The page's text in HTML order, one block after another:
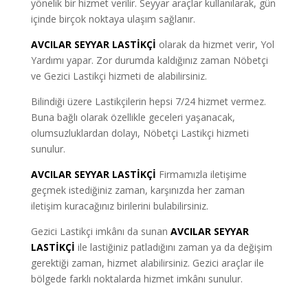
yönelik bir hizmet verilir. Seyyar araçlar kullanılarak, gün
içinde birçok noktaya ulaşım sağlanır.
AVCILAR SEYYAR LASTİKÇİ olarak da hizmet verir, Yol
Yardımı yapar. Zor durumda kaldığınız zaman Nöbetçi
ve Gezici Lastikçi hizmeti de alabilirsiniz.
Bilindiği üzere Lastikçilerin hepsi 7/24 hizmet vermez.
Buna bağlı olarak özellikle geceleri yaşanacak,
olumsuzluklardan dolayı, Nöbetçi Lastikçi hizmeti
sunulur.
AVCILAR SEYYAR LASTİKÇİ Firmamızla iletişime
geçmek istediğiniz zaman, karşınızda her zaman
iletişim kuracağınız birilerini bulabilirsiniz.
Gezici Lastikçi imkânı da sunan AVCILAR SEYYAR
LASTİKÇİ ile lastiğiniz patladığını zaman ya da değişim
gerektiği zaman, hizmet alabilirsiniz. Gezici araçlar ile
bölgede farklı noktalarda hizmet imkânı sunulur.